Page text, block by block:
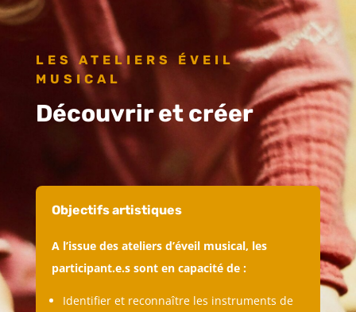
LES ATELIERS ÉVEIL
MUSICAL
Découvrir et créer
Objectifs artistiques
A l’issue des ateliers d’éveil musical, les
participant.e.s sont en capacité de :
Identifier et reconnaître les instruments de